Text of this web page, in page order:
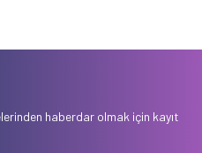
haberdar olmak için kayıt